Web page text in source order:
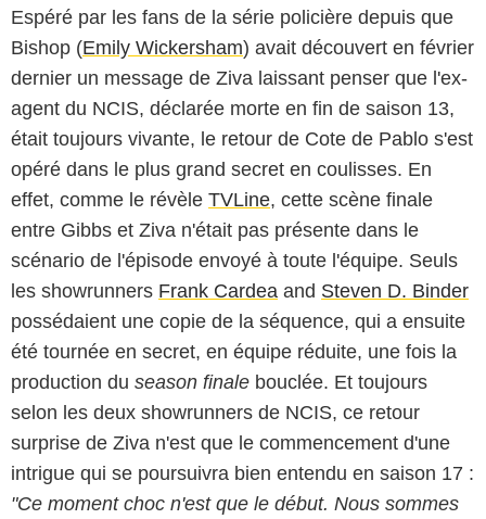
Espéré par les fans de la série policière depuis que
Bishop (Emily Wickersham) avait découvert en février
dernier un message de Ziva laissant penser que l'ex-
agent du NCIS, déclarée morte en fin de saison 13,
était toujours vivante, le retour de Cote de Pablo s'est
opéré dans le plus grand secret en coulisses. En
effet, comme le révèle TVLine, cette scène finale
entre Gibbs et Ziva n'était pas présente dans le
scénario de l'épisode envoyé à toute l'équipe. Seuls
les showrunners Frank Cardea and Steven D. Binder
possédaient une copie de la séquence, qui a ensuite
été tournée en secret, en équipe réduite, une fois la
production du season finale bouclée. Et toujours
selon les deux showrunners de NCIS, ce retour
surprise de Ziva n'est que le commencement d'une
intrigue qui se poursuivra bien entendu en saison 17 :
"Ce moment choc n'est que le début. Nous sommes